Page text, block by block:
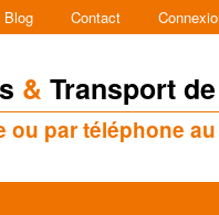
Blog Contact
& Transport
ou par téléphone au